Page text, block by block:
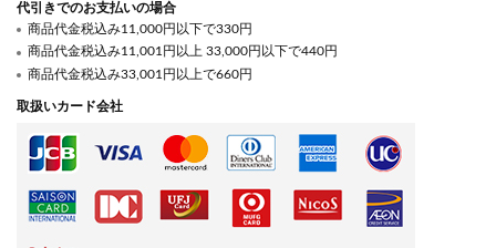
代引きでのお支払いの場合
商品代金税込み11,000円以下で330円
商品代金税込み11,001円以上 33,000円以下で440円
商品代金税込み33,001円以上で660円
取扱いカード会社